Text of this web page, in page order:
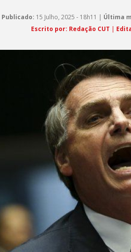
Publicado: 15 Julho, 2025 - 18h11 | Última
Escrito por: Redação CUT |